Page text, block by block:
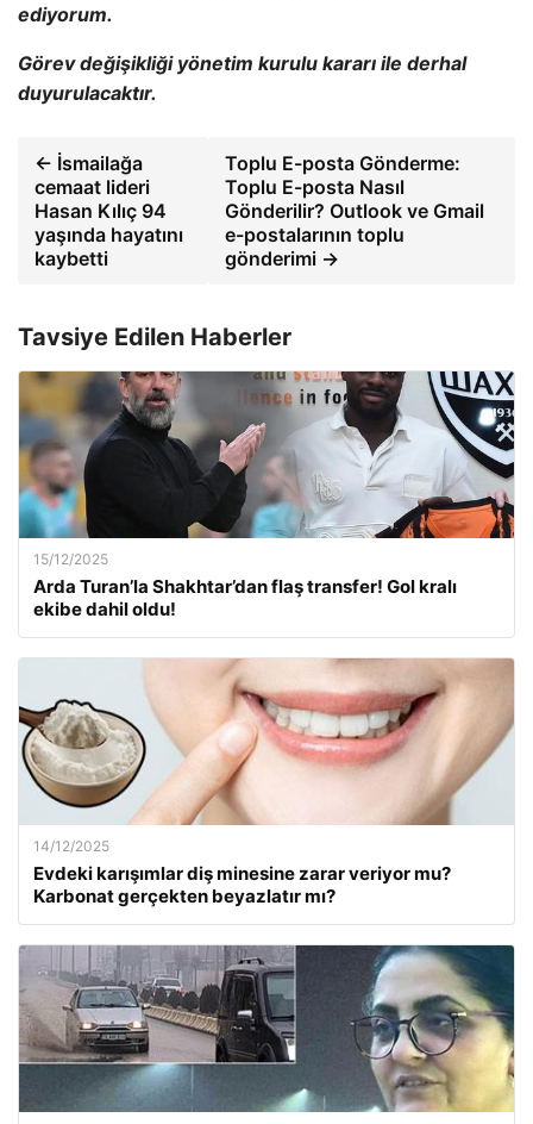
ediyorum.
Görev değişikliği yönetim kurulu kararı ile derhal
duyurulacaktır.
← İsmailağa
cemaat lideri
Hasan Kılıç 94
yaşında hayatını
kaybetti
Toplu E-posta Gönderme:
Toplu E-posta Nasıl
Gönderilir? Outlook ve Gmail
e-postalarının toplu
gönderimi →
Tavsiye Edilen Haberler
15/12/2025
Arda Turan’la Shakhtar’dan flaş transfer! Gol kralı
ekibe dahil oldu!
14/12/2025
Evdeki karışımlar diş minesine zarar veriyor mu?
Karbonat gerçekten beyazlatır mı?